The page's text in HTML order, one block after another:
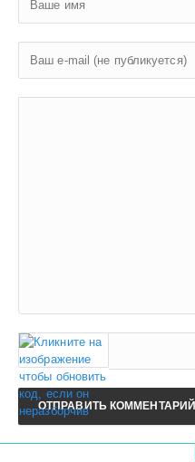
ОТПРАВИТЬ КОММЕНТАРИЙ